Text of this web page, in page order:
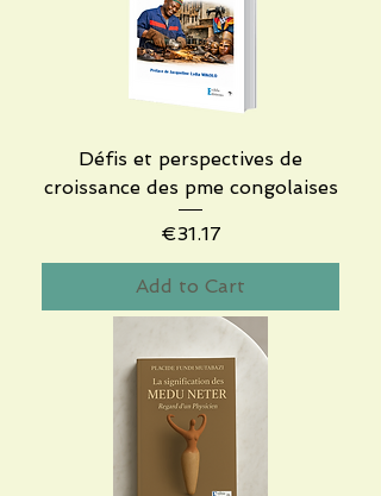
Défis et perspectives de
croissance des pme congolaises
Price
€31.17
Add to Cart